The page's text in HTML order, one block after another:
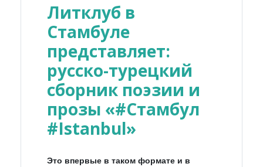
Литклуб в
Стамбуле
представляет:
русско-турецкий
сборник поэзии и
прозы «#Стамбул
#Istanbul»
Это впервые в таком формате и в